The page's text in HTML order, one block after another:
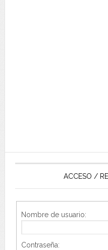
ACCESO /
Nombre de usuario:
Contraseña: